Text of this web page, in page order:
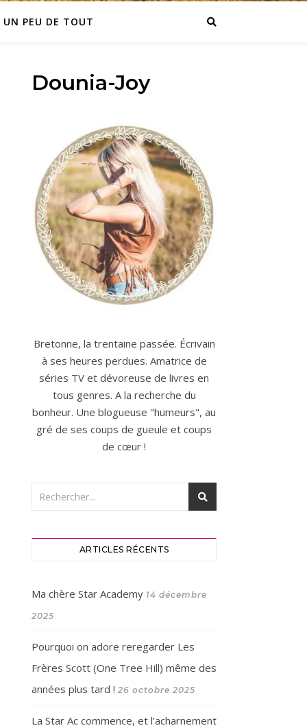
UN PEU DE TOUT
Dounia-Joy
Bretonne, la trentaine passée. Écrivain
à ses heures perdues. Amatrice de
séries TV et dévoreuse de livres en
tous genres. A la recherche du
bonheur. Une blogueuse "humeurs", au
gré de ses coups de gueule et coups
de cœur !
ARTICLES RÉCENTS
Ma chère Star Academy 14 décembre
2025
Pourquoi on adore reregarder Les
Frères Scott (One Tree Hill) même des
années plus tard ! 26 octobre 2025
La Star Ac commence, et l’acharnement